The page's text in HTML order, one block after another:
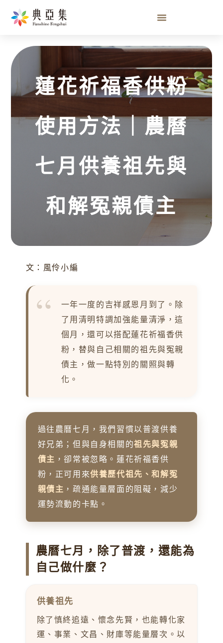
蓮花祈福香供粉使用方法｜農曆七
月供養祖先與和解冤親債主
蓮花祈福香供粉
使用方法｜農曆
七月供養祖先與
和解冤親債主
文：風伶小編
一年一度的吉祥感恩月到了。除
了用清明特調加強能量清淨，這
個月，還可以搭配蓮花祈福香供
粉，替與自己相關的祖先與冤親
債主，做一點特別的關照與轉
化。
過往農曆七月，我們習慣以普渡供養
好兄弟；但與自身相關的祖先與冤親
債主 ，卻常被忽略。蓮花祈福香供
粉，正可用來供養歷代祖先、和解冤
親債主 ，疏通能量層面的阻礙，減少
運勢流動的卡點。
農曆七月，除了普渡，還能為
自己做什麼？
供養祖先
除了慎終追遠、懷念先賢，也能轉化家
運、事業、文昌、財庫等能量層次。以